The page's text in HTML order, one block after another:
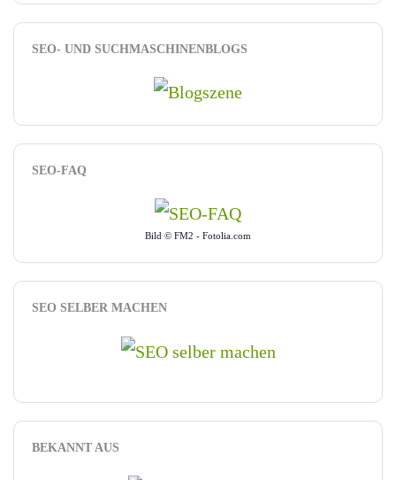
SEO- UND SUCHMASCHINENBLOGS
SEO-FAQ
Bild © FM2 - Fotolia.com
SEO SELBER MACHEN
BEKANNT AUS